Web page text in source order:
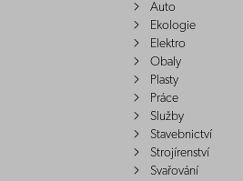
Auto
Ekologie
Elektro
Obaly
Plasty
Práce
Služby
Stavebnictví
Strojírenství
Svařování